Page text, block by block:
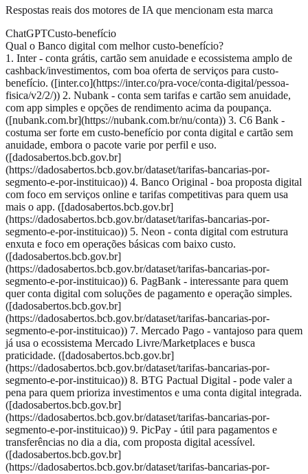
Respostas reais dos motores de IA que mencionam esta marca
ChatGPTCusto-benefício
Qual o Banco digital com melhor custo-benefício?
1. Inter - conta grátis, cartão sem anuidade e ecossistema amplo de
cashback/investimentos, com boa oferta de serviços para custo-
benefício. ([inter.co](https://inter.co/pra-voce/conta-digital/pessoa-
fisica/v2/2/)) 2. Nubank - conta sem tarifas e cartão sem anuidade,
com app simples e opções de rendimento acima da poupança.
([nubank.com.br](https://nubank.com.br/nu/conta)) 3. C6 Bank -
costuma ser forte em custo-benefício por conta digital e cartão sem
anuidade, embora o pacote varie por perfil e uso.
([dadosabertos.bcb.gov.br]
(https://dadosabertos.bcb.gov.br/dataset/tarifas-bancarias-por-
segmento-e-por-instituicao)) 4. Banco Original - boa proposta digital
com foco em serviços online e tarifas competitivas para quem usa
mais o app. ([dadosabertos.bcb.gov.br]
(https://dadosabertos.bcb.gov.br/dataset/tarifas-bancarias-por-
segmento-e-por-instituicao)) 5. Neon - conta digital com estrutura
enxuta e foco em operações básicas com baixo custo.
([dadosabertos.bcb.gov.br]
(https://dadosabertos.bcb.gov.br/dataset/tarifas-bancarias-por-
segmento-e-por-instituicao)) 6. PagBank - interessante para quem
quer conta digital com soluções de pagamento e operação simples.
([dadosabertos.bcb.gov.br]
(https://dadosabertos.bcb.gov.br/dataset/tarifas-bancarias-por-
segmento-e-por-instituicao)) 7. Mercado Pago - vantajoso para quem
já usa o ecossistema Mercado Livre/Marketplaces e busca
praticidade. ([dadosabertos.bcb.gov.br]
(https://dadosabertos.bcb.gov.br/dataset/tarifas-bancarias-por-
segmento-e-por-instituicao)) 8. BTG Pactual Digital - pode valer a
pena para quem prioriza investimentos e uma conta digital integrada.
([dadosabertos.bcb.gov.br]
(https://dadosabertos.bcb.gov.br/dataset/tarifas-bancarias-por-
segmento-e-por-instituicao)) 9. PicPay - útil para pagamentos e
transferências no dia a dia, com proposta digital acessível.
([dadosabertos.bcb.gov.br]
(https://dadosabertos.bcb.gov.br/dataset/tarifas-bancarias-por-